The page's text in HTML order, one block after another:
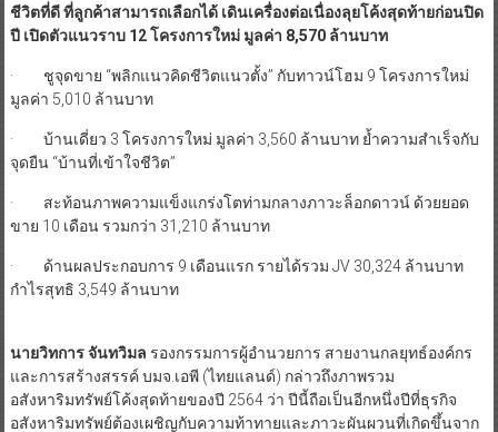
ชีวิตที่ดี ที่ลูกค้าสามารถเลือกได้ เดินเครื่องต่อเนื่องลุยโค้งสุดท้ายก่อนปิด
ปี เปิดตัวแนวราบ 12 โครงการใหม่ มูลค่า 8,570 ล้านบาท
· ชูจุดขาย “พลิกแนวคิดชีวิตแนวตั้ง” กับทาวน์โฮม 9 โครงการใหม่
มูลค่า 5,010 ล้านบาท
· บ้านเดี่ยว 3 โครงการใหม่ มูลค่า 3,560 ล้านบาท ย้ำความสำเร็จกับ
จุดยืน “บ้านที่เข้าใจชีวิต”
· สะท้อนภาพความแข็งแกร่งโตท่ามกลางภาวะล็อกดาวน์ ด้วยยอด
ขาย 10 เดือน รวมกว่า 31,210 ล้านบาท
· ด้านผลประกอบการ 9 เดือนแรก รายได้รวม JV 30,324 ล้านบาท
กำไรสุทธิ 3,549 ล้านบาท
นายวิทการ จันทวิมล รองกรรมการผู้อำนวยการ สายงานกลยุทธ์องค์กร
และการสร้างสรรค์ บมจ.เอพี (ไทยแลนด์) กล่าวถึงภาพรวม
อสังหาริมทรัพย์โค้งสุดท้ายของปี 2564 ว่า ปีนี้ถือเป็นอีกหนึ่งปีที่ธุรกิจ
อสังหาริมทรัพย์ต้องเผชิญกับความท้าทายและภาวะผันผวนที่เกิดขึ้นจาก